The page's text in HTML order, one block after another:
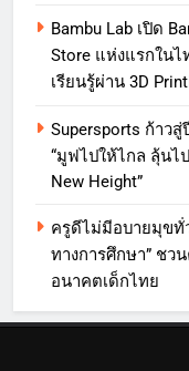
Bambu Lab เปิด
Store แห่งแรกในไ
เรียนรู้ผ่าน 3D
Supersports ก้าว
“มูฟไปให้ไกล ลุ้นไ
New Height”
ครูดีไม่มีอบายมุขทั่
ทางการศึกษา” ชว
อนาคตเด็กไทย